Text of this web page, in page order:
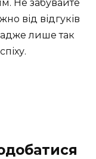
Не забувайте
від відгуків
адже лише так